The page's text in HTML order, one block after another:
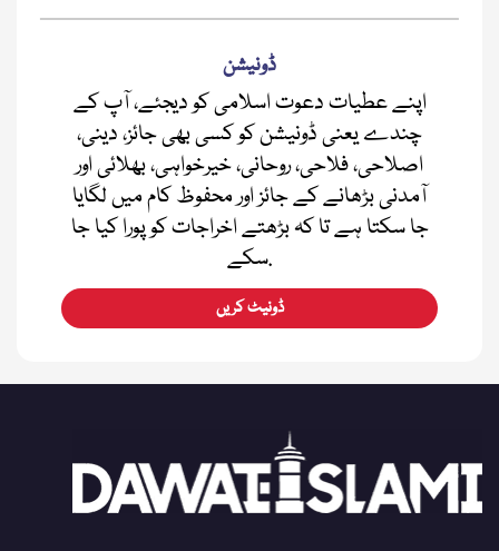
ڈونیشن
اپنے عطیات دعوت اسلامی کو دیجئے، آپ کے
چندے یعنی ڈونیشن کو کسی بھی جائز، دینی،
اصلاحی، فلاحی، روحانی، خیرخواہی، بھلائی اور
آمدنی بڑھانے کے جائز اور محفوظ کام میں لگایا
جا سکتا ہے تا کہ بڑھتے اخراجات کو پورا کیا جا
سکے.
ڈونیٹ کریں